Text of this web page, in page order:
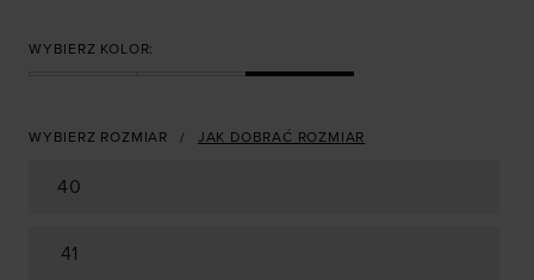
WYBIERZ KOLOR:
WYBIERZ ROZMIAR JAK DOBRAĆ ROZMIAR
40
41